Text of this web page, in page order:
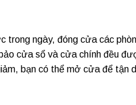
ngày, đóng cửa các
cửa sổ và cửa chính đều
bạn có thể mở cửa để tận